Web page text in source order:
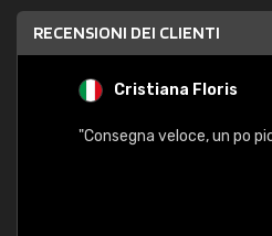
RECENSIONI DEI CLIENTI
Cristiana Floris
"Consegna veloce, un po